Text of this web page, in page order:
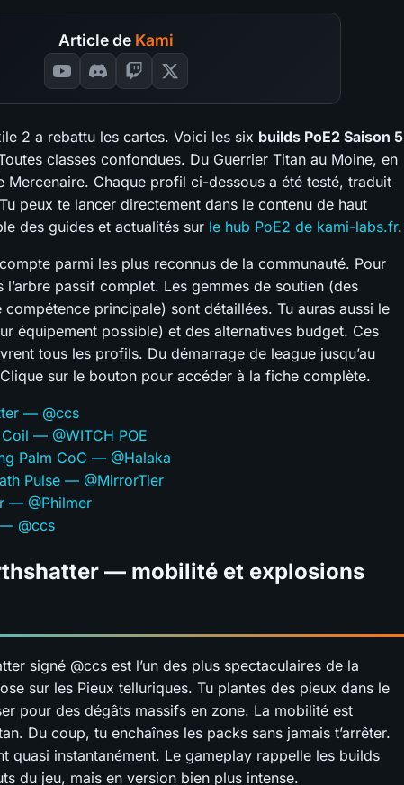
Article de Kami
2 a rebattu les cartes. Voici les six builds PoE2 Saison 5
classes confondues. Du Guerrier Titan au Moine, en
Mercenaire. Chaque profil ci-dessous a été testé, traduit
peux te lancer directement dans le contenu de haut
des guides et actualités sur le hub PoE2 de kami-labs.fr.
parmi les plus reconnus de la communauté. Pour
passif complet. Les gemmes de soutien (des
principale) sont détaillées. Tu auras aussi le
équipement possible) et des alternatives budget. Ces
tous les profils. Du démarrage de league jusqu’au
sur le bouton pour accéder à la fiche complète.
— @ccs
— @WITCH POE
Palm CoC — @Halaka
Pulse — @MirrorTier
— @Philmer
@ccs
— mobilité et explosions
signé @ccs est l’un des plus spectaculaires de la
sur les Pieux telluriques. Tu plantes des pieux dans le
pour des dégâts massifs en zone. La mobilité est
Du coup, tu enchaînes les packs sans jamais t’arrêter.
quasi instantanément. Le gameplay rappelle les builds
du jeu, mais en version bien plus intense.